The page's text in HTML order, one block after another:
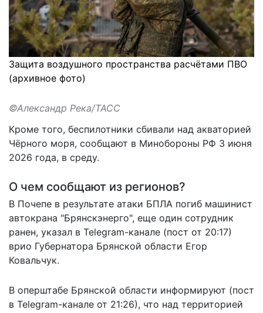
Защита воздушного пространства расчётами ПВО
(архивное фото)
©Александр Река/ТАСС
Кроме того, беспилотники сбивали над акваторией
Чёрного моря, сообщают в Минобороны РФ 3 июня
2026 года, в среду.
О чем сообщают из регионов?
В Почепе в результате атаки БПЛА погиб машинист
автокрана "Брянскэнерго", еще один сотрудник
ранен, указал в Telegram-канале (пост от 20:17)
врио Губернатора Брянской области Егор
Ковальчук.
В оперштабе Брянской области информируют (пост
в Telegram-канале от 21:26), что над территорией